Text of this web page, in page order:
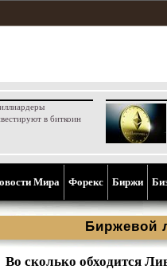
в биткоин
Мира Форекс Биржи
Биржевой
Во сколько обходится